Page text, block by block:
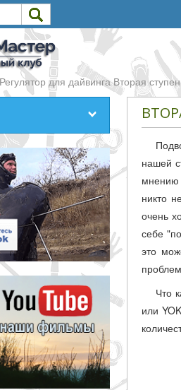
Регулятор для дайвинга Вторая
нашей
мнению
никто
очень
себе
это
Что
или